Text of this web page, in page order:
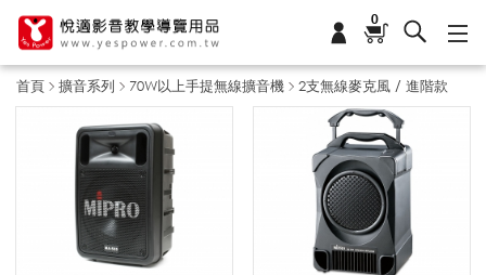
0
首頁 擴音系列 70W以上手提無線擴音機 2支無線麥克風 / 進階款